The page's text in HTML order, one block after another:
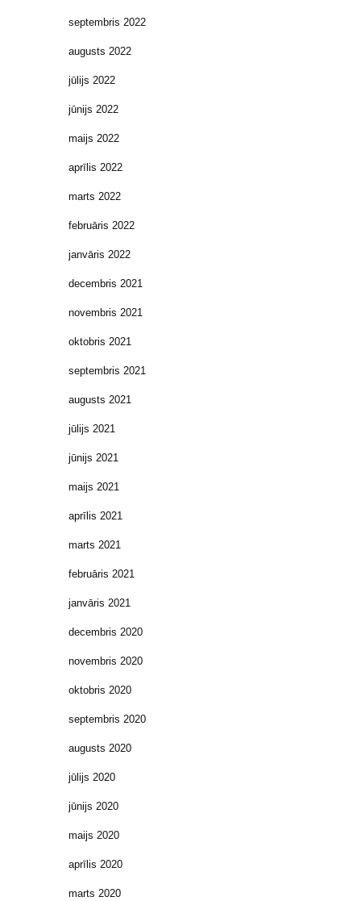
septembris 2022
augusts 2022
jūlijs 2022
jūnijs 2022
maijs 2022
aprīlis 2022
marts 2022
februāris 2022
janvāris 2022
decembris 2021
novembris 2021
oktobris 2021
septembris 2021
augusts 2021
jūlijs 2021
jūnijs 2021
maijs 2021
aprīlis 2021
marts 2021
februāris 2021
janvāris 2021
decembris 2020
novembris 2020
oktobris 2020
septembris 2020
augusts 2020
jūlijs 2020
jūnijs 2020
maijs 2020
aprīlis 2020
marts 2020